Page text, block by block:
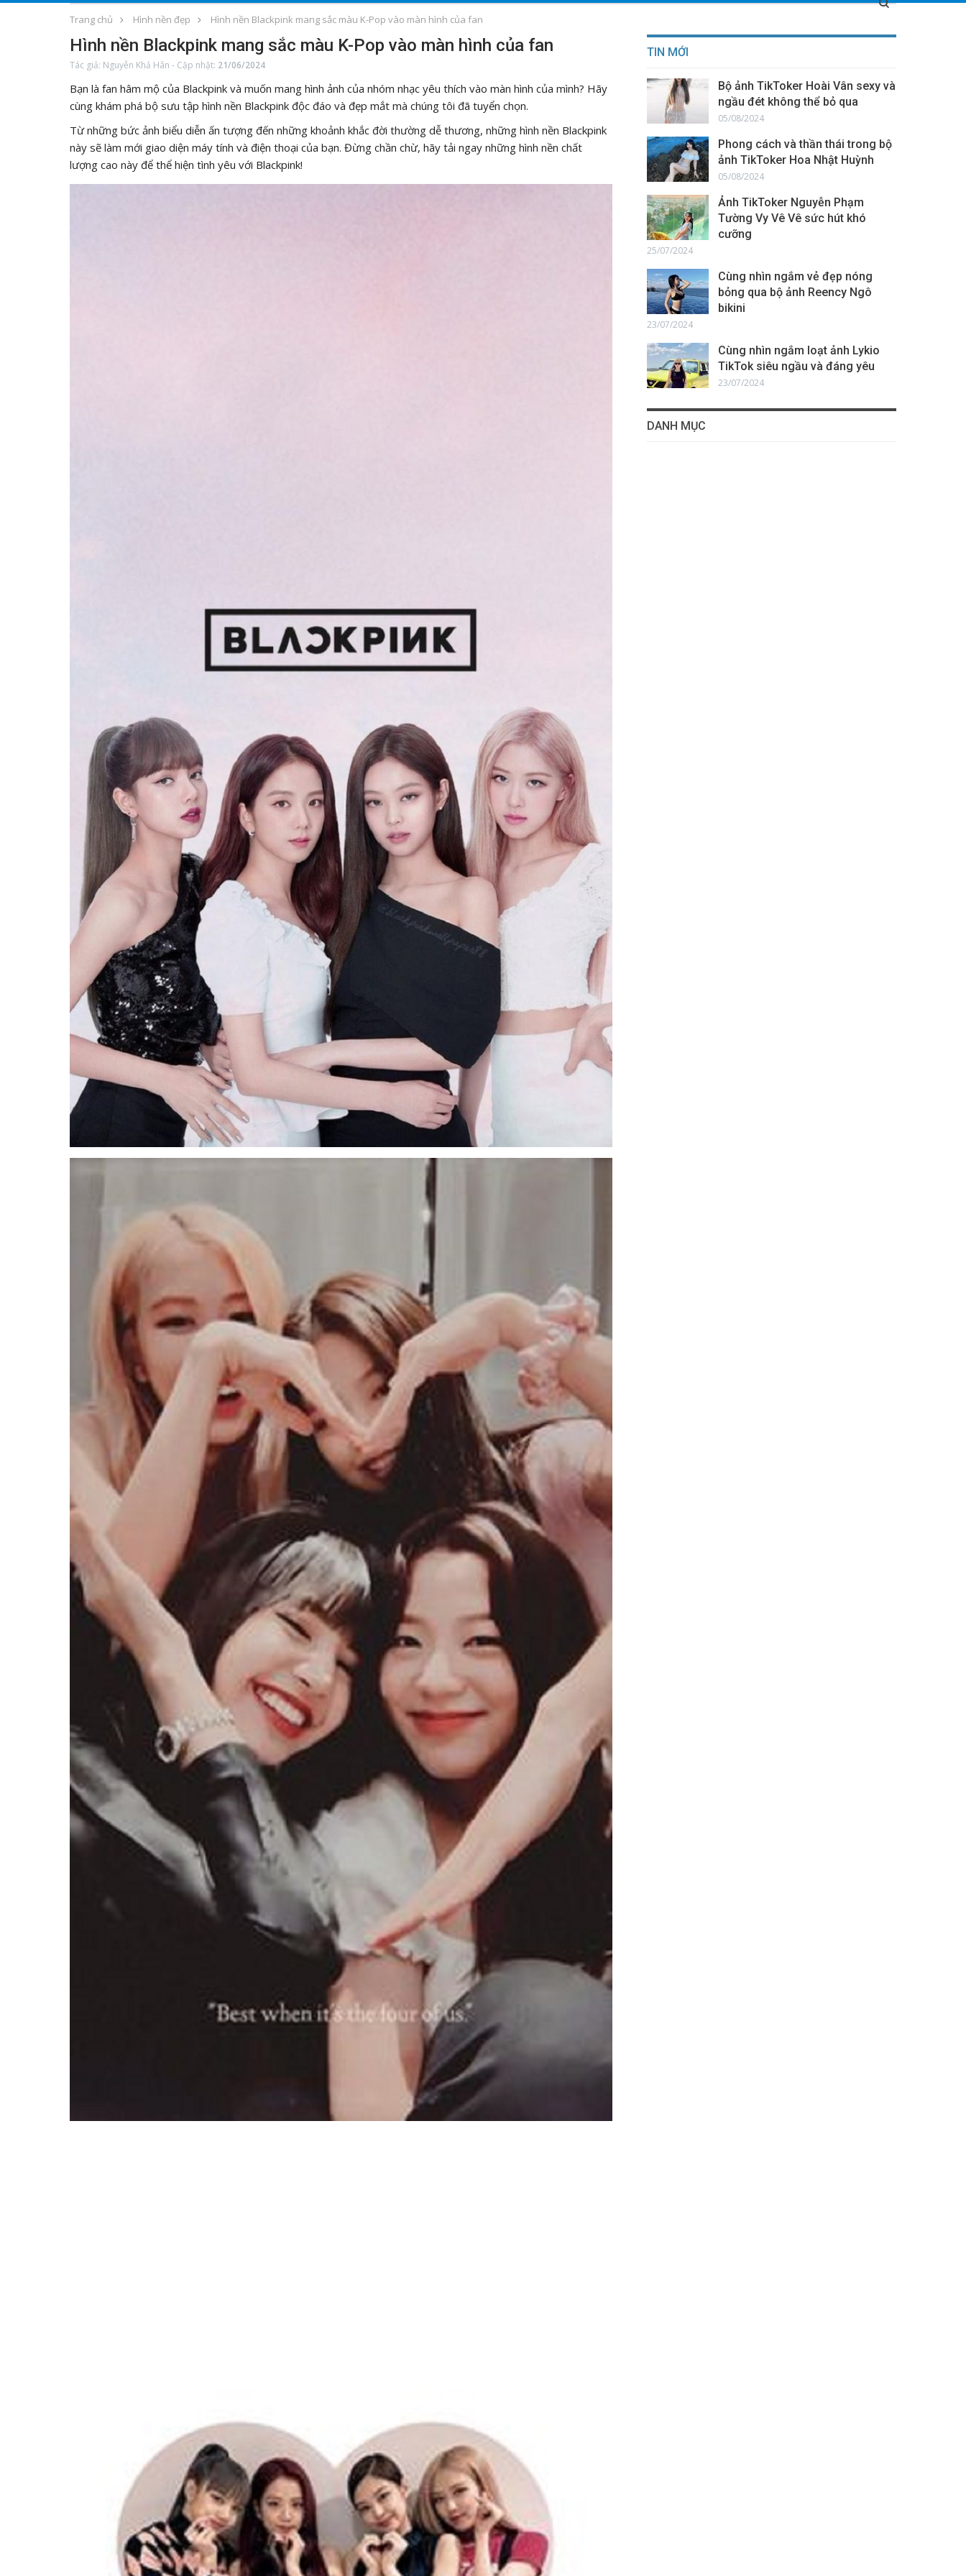
Trang chủ Hình nền đẹp Hình nền Blackpink mang sắc màu K-Pop vào màn hình của fan
Hình nền Blackpink mang sắc màu K-Pop vào màn hình của fan
Tác giả: Nguyễn Khả Hân - Cập nhật: 21/06/2024
Bạn là fan hâm mộ của Blackpink và muốn mang hình ảnh của nhóm nhạc yêu thích vào màn hình của mình? Hãy
cùng khám phá bộ sưu tập hình nền Blackpink độc đáo và đẹp mắt mà chúng tôi đã tuyển chọn.
Từ những bức ảnh biểu diễn ấn tượng đến những khoảnh khắc đời thường dễ thương, những hình nền Blackpink
này sẽ làm mới giao diện máy tính và điện thoại của bạn. Đừng chần chừ, hãy tải ngay những hình nền chất
lượng cao này để thể hiện tình yêu với Blackpink!
TIN MỚI
Bộ ảnh TikToker Hoài Vân sexy và
ngầu đét không thể bỏ qua
05/08/2024
Phong cách và thần thái trong bộ
ảnh TikToker Hoa Nhật Huỳnh
05/08/2024
Ảnh TikToker Nguyễn Phạm
Tường Vy Vê Vê sức hút khó
cưỡng
25/07/2024
Cùng nhìn ngắm vẻ đẹp nóng
bỏng qua bộ ảnh Reency Ngô
bikini
23/07/2024
Cùng nhìn ngắm loạt ảnh Lykio
TikTok siêu ngầu và đáng yêu
23/07/2024
DANH MỤC